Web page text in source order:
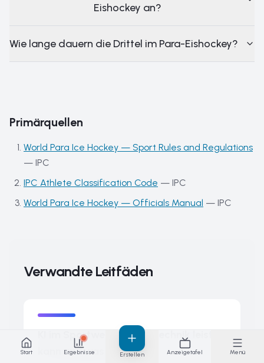
Eishockey an?
Wie lange dauern die Drittel im Para-Eishockey?
Primärquellen
World Para Ice Hockey — Sport Rules and Regulations
— IPC
IPC Athlete Classification Code — IPC
World Para Ice Hockey — Officials Manual — IPC
Verwandte Leitfäden
KI im Sportwerten: was Technik leisten
kann und was nicht
Start Ergebnisse Erstellen Anzeigetafel Menü